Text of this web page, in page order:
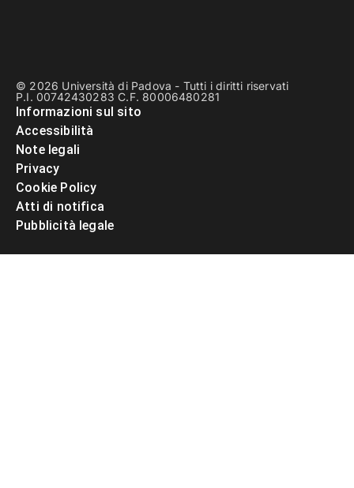
© 2026 Università di Padova - Tutti i diritti riservati
P.I. 00742430283 C.F. 80006480281
Informazioni sul sito
Accessibilità
Note legali
Privacy
Cookie Policy
Atti di notifica
Pubblicità legale